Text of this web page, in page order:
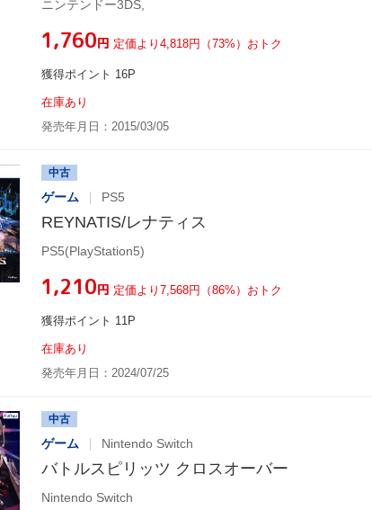
ニンテンドー3DS,
¥1,760円 定価より4,818円（73%）おトク
獲得ポイント 16P
在庫あり
発売年月日：2015/03/05
中古
ゲーム PS5
REYNATIS/レナティス
PS5(PlayStation5)
¥1,210円 定価より7,568円（86%）おトク
獲得ポイント 11P
在庫あり
発売年月日：2024/07/25
中古
ゲーム Nintendo Switch
バトルスピリッツ クロスオーバー
Nintendo Switch